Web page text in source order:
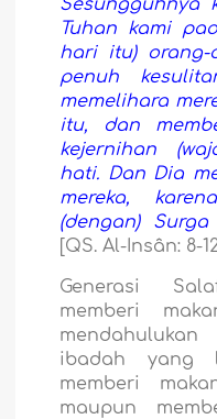
Sesungguhnya
Tuhan kami
hari itu) orang-
penuh
memelihara
itu, dan
kejernihan
hati. Dan Dia
mereka,
(dengan)
[QS. Al-Insân: 8-
Generasi
memberi
ibadah yang
memberi
maupun